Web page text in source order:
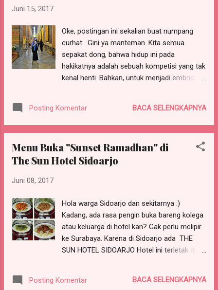
membangun aneka infrastruktur, seperti:
membangun jalan, transmisi listrik,
terowongan, bahkan yang lagi happening
adalah pembangunan bandara! Waaahh,
keren banget yak? Dan, skema asset
Pembiayaan Infrastruktur Non Anggaran
bertemu dengan sejumlah investor Australia
Juni 15, 2017
Oke, postingan ini sekalian buat numpang
curhat. Gini ya manteman. Kita semua
sepakat dong, bahwa hidup ini pada
hakikatnya adalah sebuah kompetisi yang tak
kenal henti. Bahkan, untuk menjadi embrio
Cari di youtube deh, videonya. Buanyaak
banget! Dan pada akhirnya, kita tahu, bahwa
Ya iya dong, karena sedari awal, sejak ia
berupa calon bayi, sudah melewati proses
karena menang kompetisi nulis Dalam
kehidupan sehari-hari pun, kita pastinya tak
lepas dari upaya berkompetisi. Cari tempat
duduk di KRL? Wah, itu kompetisi banget!
Para sopir taxi online cari penumpang? Yeah,
lainnya, ye kan. Saya sendiri juga beberapa
Posting Komentar BACA SELENGKAPNYA
Menu Buka "Sunset Ramadhan" di
The Sun Hotel Sidoarjo
Juni 08, 2017
Hola warga Sidoarjo dan sekitarnya :)
Kadang, ada rasa pengin buka bareng kolega
atau keluarga di hotel kan? Gak perlu melipir
ke Surabaya. Karena di Sidoarjo ada THE
SUN HOTEL SIDOARJO Hotel ini terletak di
buffet Buka Puasa "SUNSET
Posting Komentar BACA SELENGKAPNYA